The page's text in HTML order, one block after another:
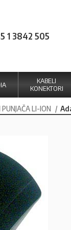
1 3842 505
KABELI
KONEKTORI
LI-ION